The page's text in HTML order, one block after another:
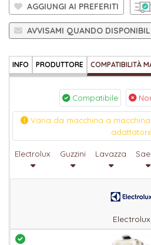
AGGIUNGI AI PREFERITI
AVVISAMI QUANDO
INFO PRODUTTORE COMPATIBILITÀ
Compatibile
Varia da macchina a
Electrolux Guzzini Lavazza
Electrolux